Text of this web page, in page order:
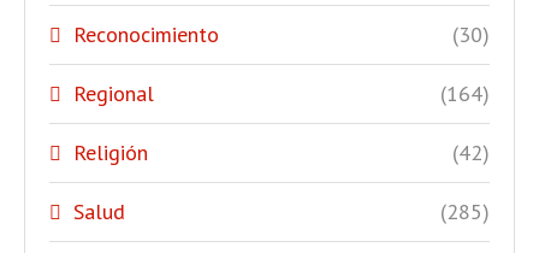
Reconocimiento (30)
Regional (164)
Religión (42)
Salud (285)